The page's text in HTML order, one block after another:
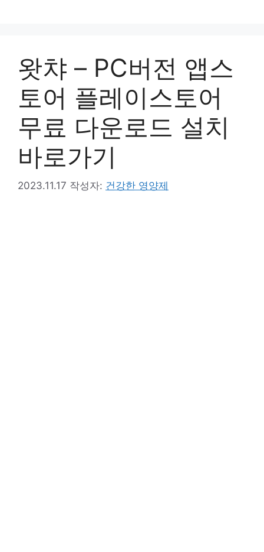
왓챠 – PC버전 앱스
토어 플레이스토어
무료 다운로드 설치
바로가기
2023.11.17 작성자: 건강한 영양제